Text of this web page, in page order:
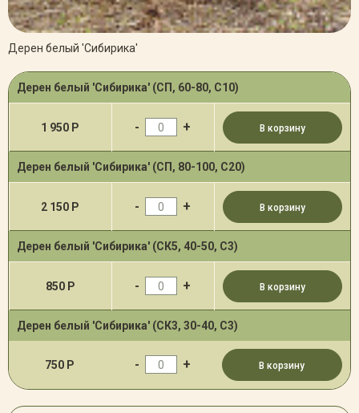
Дерен белый 'Сибирика'
Дерен белый 'Сибирика' (СП, 60-80, С10)
1 950 Р - + В корзину
Дерен белый 'Сибирика' (СП, 80-100, С20)
2 150 Р - + В корзину
Дерен белый 'Сибирика' (СК5, 40-50, С3)
850 Р - + В корзину
Дерен белый 'Сибирика' (СК3, 30-40, С3)
750 Р - + В корзину